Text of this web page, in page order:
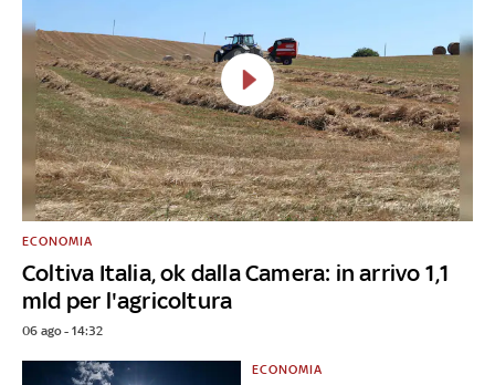
Coltiva Italia, ok dalla Camera: in arrivo 1,1
mld per l'agricoltura
ECONOMIA
06 ago - 14:32
ECONOMIA